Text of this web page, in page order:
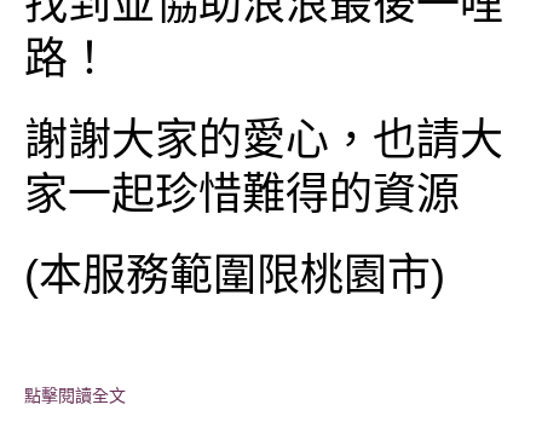
路！
謝謝大家的愛心，也請大
家一起珍惜難得的資源
(本服務範圍限桃園市)
點擊閱讀全文